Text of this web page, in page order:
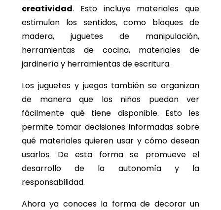
creatividad. Esto incluye materiales que
estimulan los sentidos, como bloques de
madera, juguetes de manipulación,
herramientas de cocina, materiales de
jardinería y herramientas de escritura.
Los juguetes y juegos también se organizan
de manera que los niños puedan ver
fácilmente qué tiene disponible. Esto les
permite tomar decisiones informadas sobre
qué materiales quieren usar y cómo desean
usarlos. De esta forma se promueve el
desarrollo de la autonomía y la
responsabilidad.
Ahora ya conoces la forma de decorar un